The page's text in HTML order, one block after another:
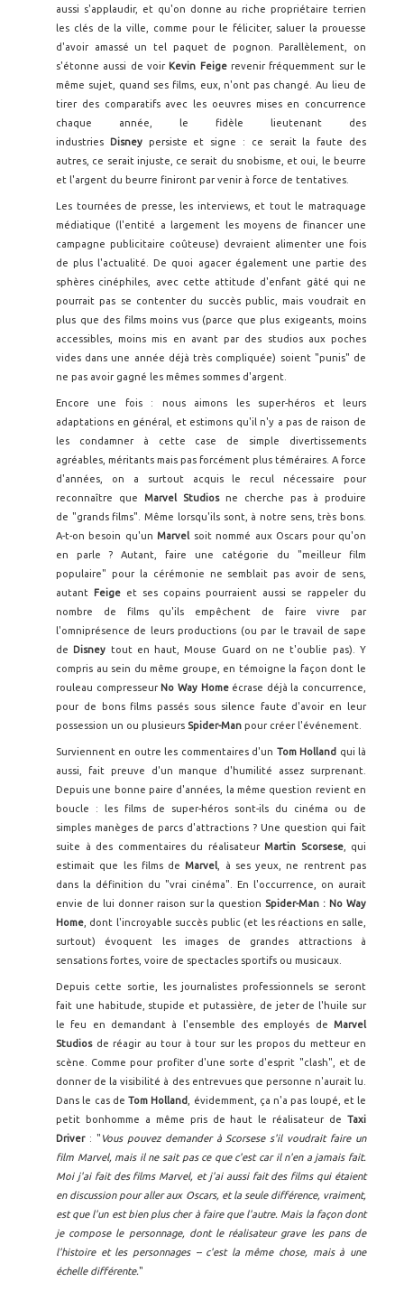
aussi s'applaudir, et qu'on donne au riche propriétaire terrien
les clés de la ville, comme pour le féliciter, saluer la prouesse
d'avoir amassé un tel paquet de pognon. Parallèlement, on
s'étonne aussi de voir Kevin Feigerevenir fréquemment sur le
même sujet, quand ses films, eux, n'ont pas changé. Au lieu de
tirer des comparatifs avec les oeuvres mises en concurrence
chaque année, le fidèle lieutenant des
industries
Disneypersiste et signe : ce serait la faute des
autres, ce serait injuste, ce serait du snobisme, et oui, le beurre
et l'argent du beurre finiront par venir à force de tentatives.
Les tournées de presse, les interviews, et tout le matraquage
médiatique (l'entité a largement les moyens de financer une
campagne publicitaire coûteuse) devraient alimenter une fois
de plus l'actualité. De quoi agacer également une partie des
sphères cinéphiles, avec cette attitude d'enfant gâté qui ne
pourrait pas se contenter du succès public, mais voudrait en
plus que des films moins vus (parce que plus exigeants, moins
accessibles, moins mis en avant par des studios aux poches
vides dans une année déjà très compliquée) soient "punis" de
ne pas avoir gagné les mêmes sommes d'argent.
Encore une fois : nous aimons les super-héros et leurs
adaptations en général, et estimons qu'il n'y a pas de raison de
les condamner à cette case de simple divertissements
agréables, méritants mais pas forcément plus téméraires. A force
d'années, on a surtout acquis le recul nécessaire pour
reconnaître que Marvel Studiosne cherche pas à produire
de "grands films". Même lorsqu'ils sont, à notre sens, très bons.
A-t-on besoin qu'unMarvel soit nommé aux Oscars pour qu'on
en parle ? Autant, faire une catégorie du "meilleur film
populaire" pour la cérémonie ne semblait pas avoir de sens,
autant
Feige et ses copains pourraient aussi se rappeler du
nombre de films qu'ils empêchent de faire vivre par
l'omniprésence de leurs productions (ou par le travail de sape
de
Disney tout en haut, Mouse Guard on ne t'oublie pas). Y
compris au sein du même groupe, en témoigne la façon dont le
rouleau compresseur No Way Homeécrase déjà la concurrence,
pour de bons films passés sous silence faute d'avoir en leur
possession un ou plusieurs Spider-Man pour créer l'événement.
Surviennent en outre les commentaires d'un Tom Holland qui là
aussi, fait preuve d'un manque d'humilité assez surprenant.
Depuis une bonne paire d'années, la même question revient en
boucle : les films de super-héros sont-ils du cinéma ou de
simples manèges de parcs d'attractions ? Une question qui fait
suite à des commentaires du réalisateur Martin Scorsese,
qui
estimait que les films deMarvel , à ses yeux, ne rentrent pas
dans la définition du "vrai cinéma". En l'occurrence, on aurait
envie de lui donner raison sur la question Spider-Man : No Way
Home , dont l'incroyable succès public (et les réactions en salle,
surtout) évoquent les images de grandes attractions à
sensations fortes, voire de spectacles sportifs ou musicaux.
Depuis cette sortie, les journalistes professionnels se seront
fait une habitude, stupide et putassière, de jeter de l'huile sur
le feu en demandant à l'ensemble des employés de Marvel
Studiosde réagir au tour à tour sur les propos du metteur en
scène. Comme pour profiter d'une sorte d'esprit "clash", et de
donner de la visibilité à des entrevues que personne n'aurait lu.
Dans le cas de Tom Holland
, évidemment, ça n'a pas loupé, et le
petit bonhomme a même pris de haut le réalisateur de Taxi
Driver: " Vous pouvez demander à Scorsese s'il voudrait faire un
film Marvel, mais il ne sait pas ce que c'est car il n'en a jamais fait.
Moi j'ai fait des films Marvel, et j'ai aussi fait des films qui étaient
en discussion pour aller aux Oscars, et la seule différence, vraiment,
est que l'un est bien plus cher à faire que l'autre. Mais la façon dont
je compose le personnage, dont le réalisateur grave les pans de
l'histoire et les personnages -- c'est la même chose, mais à une
échelle différente."